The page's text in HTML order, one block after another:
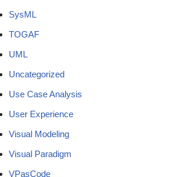
SysML
TOGAF
UML
Uncategorized
Use Case Analysis
User Experience
Visual Modeling
Visual Paradigm
VPasCode